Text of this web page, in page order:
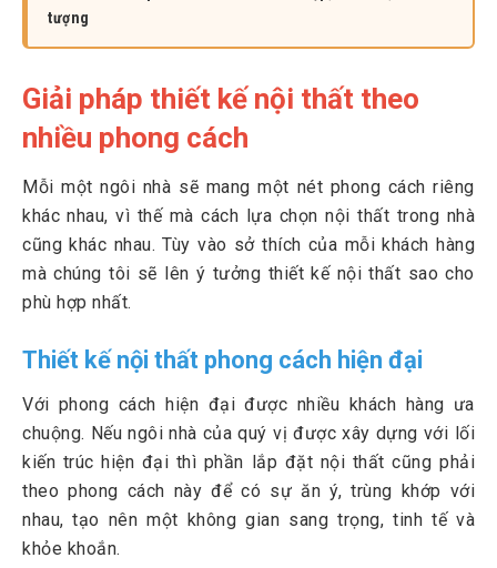
tượng
Giải pháp thiết kế nội thất theo
nhiều phong cách
Mỗi một ngôi nhà sẽ mang một nét phong cách riêng
khác nhau, vì thế mà cách lựa chọn nội thất trong nhà
cũng khác nhau. Tùy vào sở thích của mỗi khách hàng
mà chúng tôi sẽ lên ý tưởng thiết kế nội thất sao cho
phù hợp nhất.
Thiết kế nội thất phong cách hiện đại
Với phong cách hiện đại được nhiều khách hàng ưa
chuộng. Nếu ngôi nhà của quý vị được xây dựng với lối
kiến trúc hiện đại thì phần lắp đặt nội thất cũng phải
theo phong cách này để có sự ăn ý, trùng khớp với
nhau, tạo nên một không gian sang trọng, tinh tế và
khỏe khoắn.